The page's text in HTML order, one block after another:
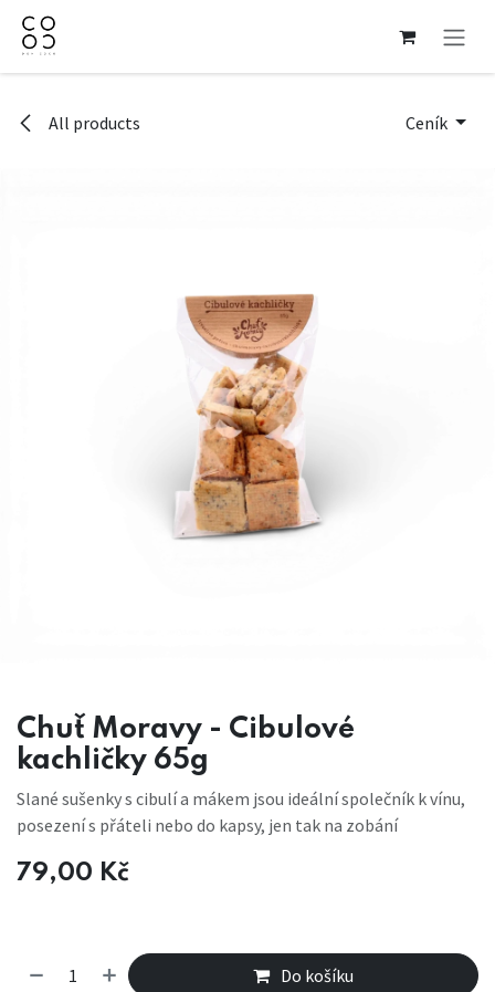
Přejít na obsah
All products Ceník
Chuť Moravy - Cibulové
kachličky 65g
Slané sušenky s cibulí a mákem jsou ideální společník k vínu,
posezení s přáteli nebo do kapsy, jen tak na zobání
79,00 Kč
Do košíku